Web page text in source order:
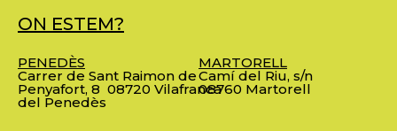
ON ESTEM?
PENEDÈS
Carrer de Sant Raimon de
Penyafort, 8 08720 Vilafranca
del Penedès
MARTORELL
Camí del Riu, s/n
08760 Martorell